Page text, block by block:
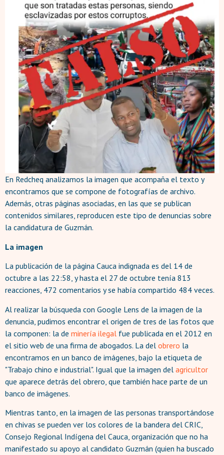
En Redcheq analizamos la imagen que acompaña el texto y
encontramos que se compone de fotografías de archivo.
Además, otras páginas asociadas, en las que se publican
contenidos similares, reproducen este tipo de denuncias sobre
la candidatura de Guzmán.
La imagen
La publicación de la página Cauca indignada es del 14 de
octubre a las 22:58, y hasta el 27 de octubre tenía 813
reacciones, 472 comentarios y se había compartido 484 veces.
Al realizar la búsqueda con Google Lens de la imagen de la
denuncia, pudimos encontrar el origen de tres de las fotos que
la componen: la de minería ilegal fue publicada en el 2012 en
el sitio web de una firma de abogados. La del obrero la
encontramos en un banco de imágenes, bajo la etiqueta de
"Trabajo chino e industrial". Igual que la imagen del agricultor
que aparece detrás del obrero, que también hace parte de un
banco de imágenes.
Mientras tanto, en la imagen de las personas transportándose
en chivas se pueden ver los colores de la bandera del CRIC,
Consejo Regional Indígena del Cauca, organización que no ha
manifestado su apoyo al candidato Guzmán (quien ha buscado